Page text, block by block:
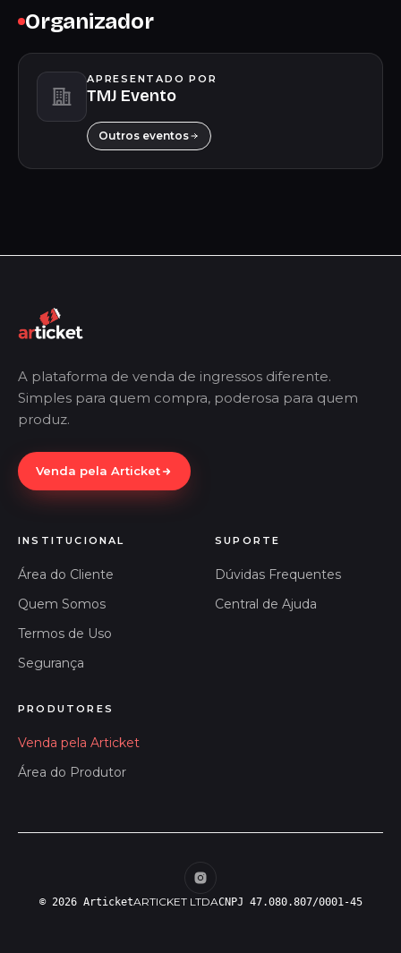
Organizador
APRESENTADO POR
TMJ Evento
Outros eventos
A plataforma de venda de ingressos diferente.
Simples para quem compra, poderosa para quem
produz.
Venda pela Articket
INSTITUCIONAL
Área do Cliente
Quem Somos
Termos de Uso
Segurança
SUPORTE
Dúvidas Frequentes
Central de Ajuda
PRODUTORES
Venda pela Articket
Área do Produtor
© 2026 ArticketARTICKET LTDACNPJ 47.080.807/0001-45